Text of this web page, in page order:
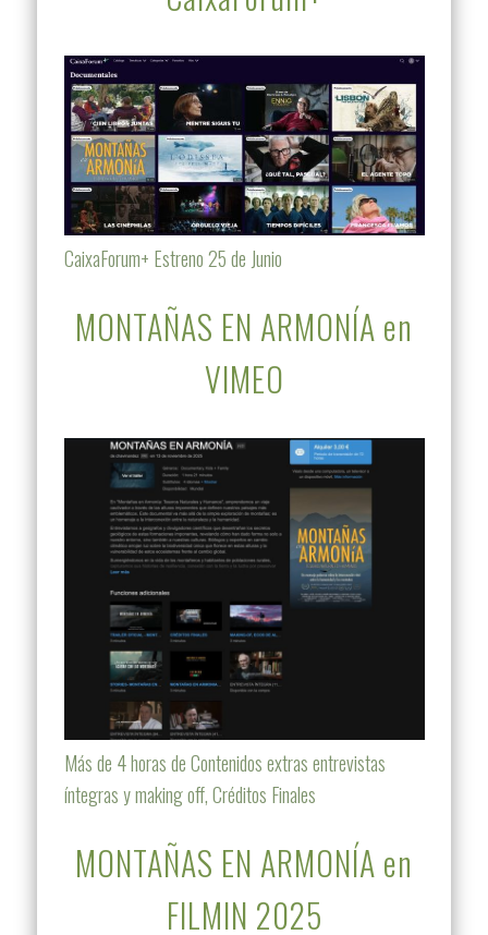
CaixaForum+ Estreno 25 de Junio
MONTAÑAS EN ARMONÍA en
VIMEO
Más de 4 horas de Contenidos extras entrevistas
íntegras y making off, Créditos Finales
MONTAÑAS EN ARMONÍA en
FILMIN 2025